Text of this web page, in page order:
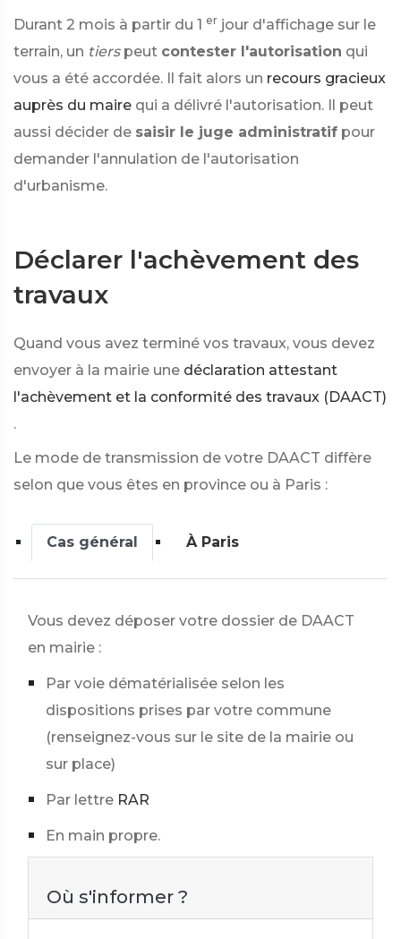
Durant 2 mois à partir du 1 er jour d'affichage sur le
terrain, un tiers peut contester l'autorisation qui
vous a été accordée. Il fait alors un recours gracieux
auprès du maire qui a délivré l'autorisation. Il peut
aussi décider de saisir le juge administratif pour
demander l'annulation de l'autorisation
d'urbanisme.
Déclarer l'achèvement des
travaux
Quand vous avez terminé vos travaux, vous devez
envoyer à la mairie une déclaration attestant
l'achèvement et la conformité des travaux (DAACT)
.
Le mode de transmission de votre DAACT diffère
selon que vous êtes en province ou à Paris :
Cas général À Paris
Vous devez déposer votre dossier de DAACT
en mairie :
Par voie dématérialisée selon les
dispositions prises par votre commune
(renseignez-vous sur le site de la mairie ou
sur place)
Par lettre RAR
En main propre.
Où s'informer ?